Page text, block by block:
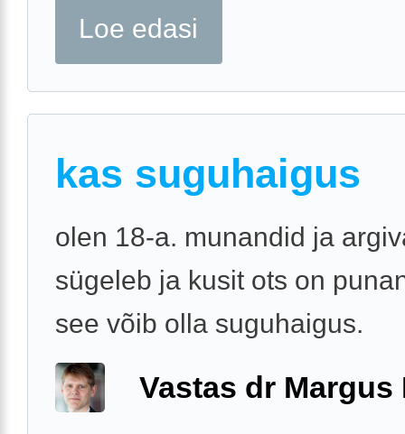
Loe edasi
kas suguhaigus
olen 18-a. munandid ja
sügeleb ja kusit ots on
see võib olla suguhaigus.
Vastas dr Margus